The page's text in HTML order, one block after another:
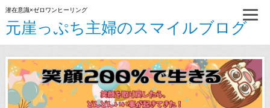
潜在意識×ゼロワンヒーリング
元崖っぷち主婦のスマイルブログ